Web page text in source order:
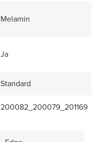
Melamin
Ja
Standard
200082_200079_201169